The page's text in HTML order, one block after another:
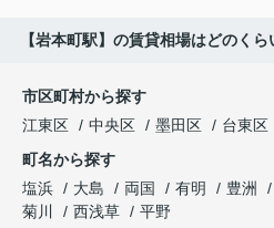
【岩本町駅】の賃貸相場はどのく
市区町村から探す
江東区
中央区 墨田区 台東区
町名から探す
塩浜
大島 両国 有明 豊洲
菊川
西浅草
平野